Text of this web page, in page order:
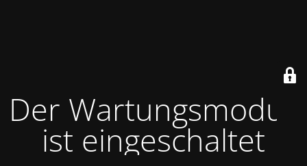
Der Wartungsmodus
ist eingeschaltet